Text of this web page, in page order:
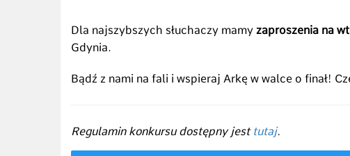
Dla najszybszych słuchaczy mamy zaproszenia na
Gdynia.
Bądź z nami na fali i wspieraj Arkę w walce o finał!
Regulamin konkursu dostępny jest tutaj.